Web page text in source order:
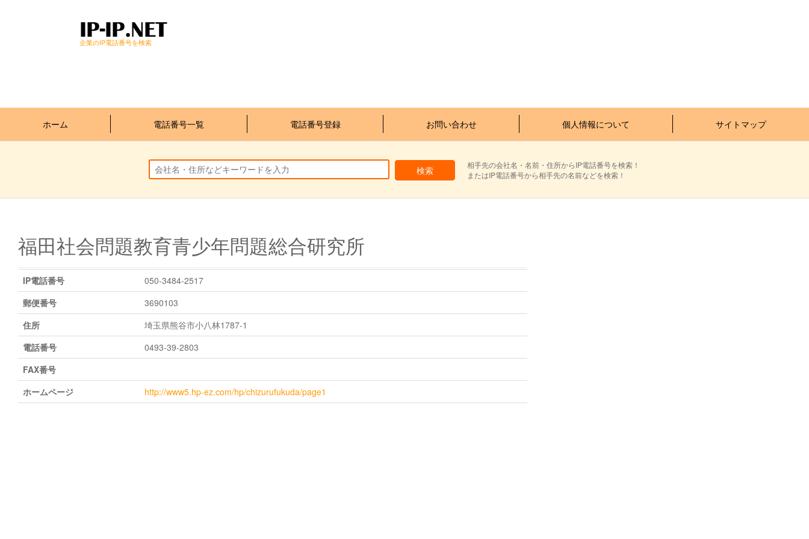
企業のIP電話番号を検索
ホーム 電話番号一覧 電話番号登録 お問い合わせ 個人情報について サイトマップ
相手先の会社名・名前・住所からIP電話番号を検索！
またはIP電話番号から相手先の名前などを検索！
福田社会問題教育青少年問題総合研究所
IP電話番号
050-3484-2517
郵便番号
3690103
住所
埼玉県熊谷市小八林1787-1
電話番号
0493-39-2803
FAX番号
ホームページ
http://www5.hp-ez.com/hp/chizurufukuda/page1